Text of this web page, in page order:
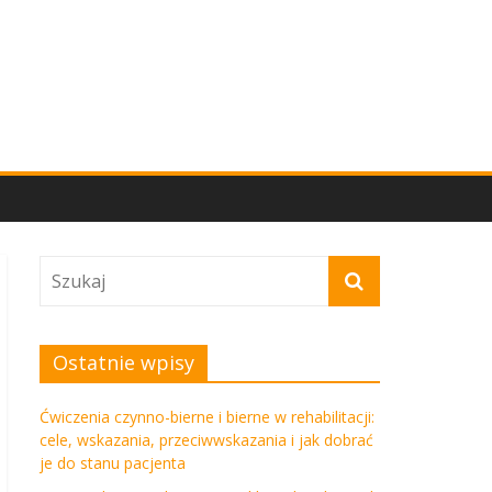
Ostatnie wpisy
Ćwiczenia czynno-bierne i bierne w rehabilitacji:
cele, wskazania, przeciwwskazania i jak dobrać
je do stanu pacjenta